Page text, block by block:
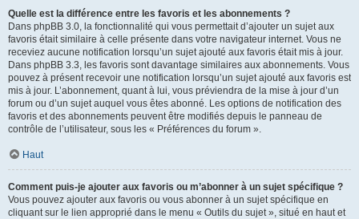
Quelle est la différence entre les favoris et les abonnements ?
Dans phpBB 3.0, la fonctionnalité qui vous permettait d’ajouter un sujet aux
favoris était similaire à celle présente dans votre navigateur internet. Vous ne
receviez aucune notification lorsqu’un sujet ajouté aux favoris était mis à jour.
Dans phpBB 3.3, les favoris sont davantage similaires aux abonnements. Vous
pouvez à présent recevoir une notification lorsqu’un sujet ajouté aux favoris est
mis à jour. L’abonnement, quant à lui, vous préviendra de la mise à jour d’un
forum ou d’un sujet auquel vous êtes abonné. Les options de notification des
favoris et des abonnements peuvent être modifiés depuis le panneau de
contrôle de l’utilisateur, sous les « Préférences du forum ».
Haut
Comment puis-je ajouter aux favoris ou m’abonner à un sujet spécifique ?
Vous pouvez ajouter aux favoris ou vous abonner à un sujet spécifique en
cliquant sur le lien approprié dans le menu « Outils du sujet », situé en haut et